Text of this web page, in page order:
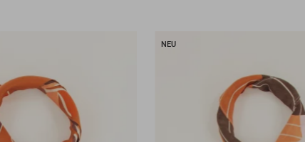
NEU